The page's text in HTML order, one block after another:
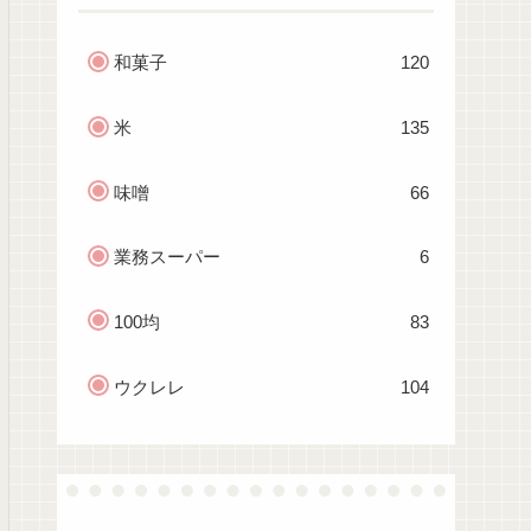
和菓子 120
米 135
味噌 66
業務スーパー 6
100均 83
ウクレレ 104